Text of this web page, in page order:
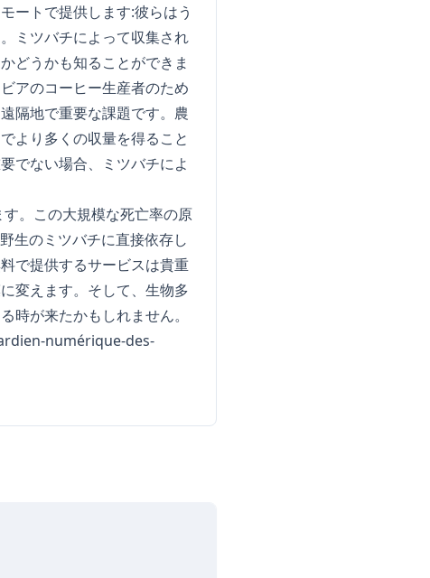
ートで提供します:彼らはう
ミツバチによって収集され
どうかも知ることができま
アのコーヒー生産者のため
隔地で重要な課題です。農
より多くの収量を得ること
でない場合、ミツバチによ
。この大規模な死亡率の原
生のミツバチに直接依存し
で提供するサービスは貴重
変えます。そして、生物多
時が来たかもしれません。
numérique-des-